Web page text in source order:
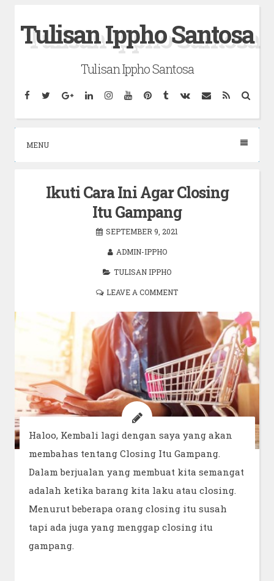
to
content
Tulisan Ippho Santosa
Tulisan Ippho Santosa
Facebook
TwitterGoogleLinkedinInstagram
YouTubePinterest
TumblrVK EmailRSS
MENU
Ikuti Cara Ini Agar Closing
Itu Gampang
SEPTEMBER 9, 2021
ADMIN-IPPHO
TULISAN IPPHO
LEAVE A COMMENT
Haloo, Kembali lagi dengan saya yang akan
membahas tentang Closing Itu Gampang.
Dalam berjualan yang membuat kita semangat
adalah ketika barang kita laku atau closing.
Menurut beberapa orang closing itu susah
tapi ada juga yang menggap closing itu
gampang.